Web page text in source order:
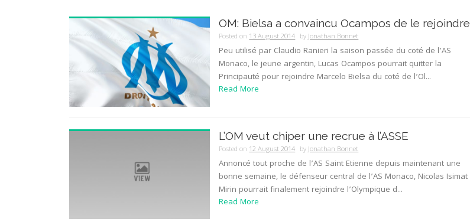
OM: Bielsa a convaincu Ocampos de le rejoindre
Posted on13 August 2014 byJonathan Bonnet
Peu utilisé par Claudio Ranieri la saison passée du coté de l’AS
Monaco, le jeune argentin, Lucas Ocampos pourrait quitter la
Principauté pour rejoindre Marcelo Bielsa du coté de l’Ol...
Read More
L’OM veut chiper une recrue à l’ASSE
Posted on12 August 2014 byJonathan Bonnet
Annoncé tout proche de l’AS Saint Etienne depuis maintenant une
bonne semaine, le défenseur central de l’AS Monaco, Nicolas Isimat
Mirin pourrait finalement rejoindre l’Olympique d...
Read More